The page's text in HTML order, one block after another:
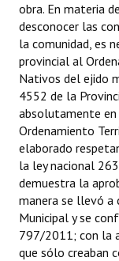
obra. En materia
desconocer las
la comunidad, es
provincial al
Nativos del ejido
4552 de la
absolutamente en
Ordenamiento
elaborado
la ley nacional
demuestra la
manera se llevó a
Municipal y se
797/2011; con la
que sólo creaban